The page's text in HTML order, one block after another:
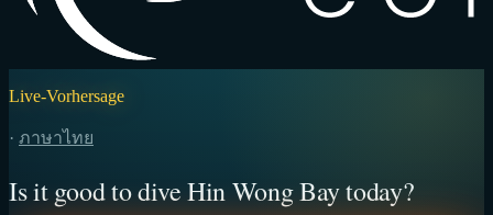
Live-Vorhersage
· ภาษาไทย
Is it good to dive Hin Wong Bay today?